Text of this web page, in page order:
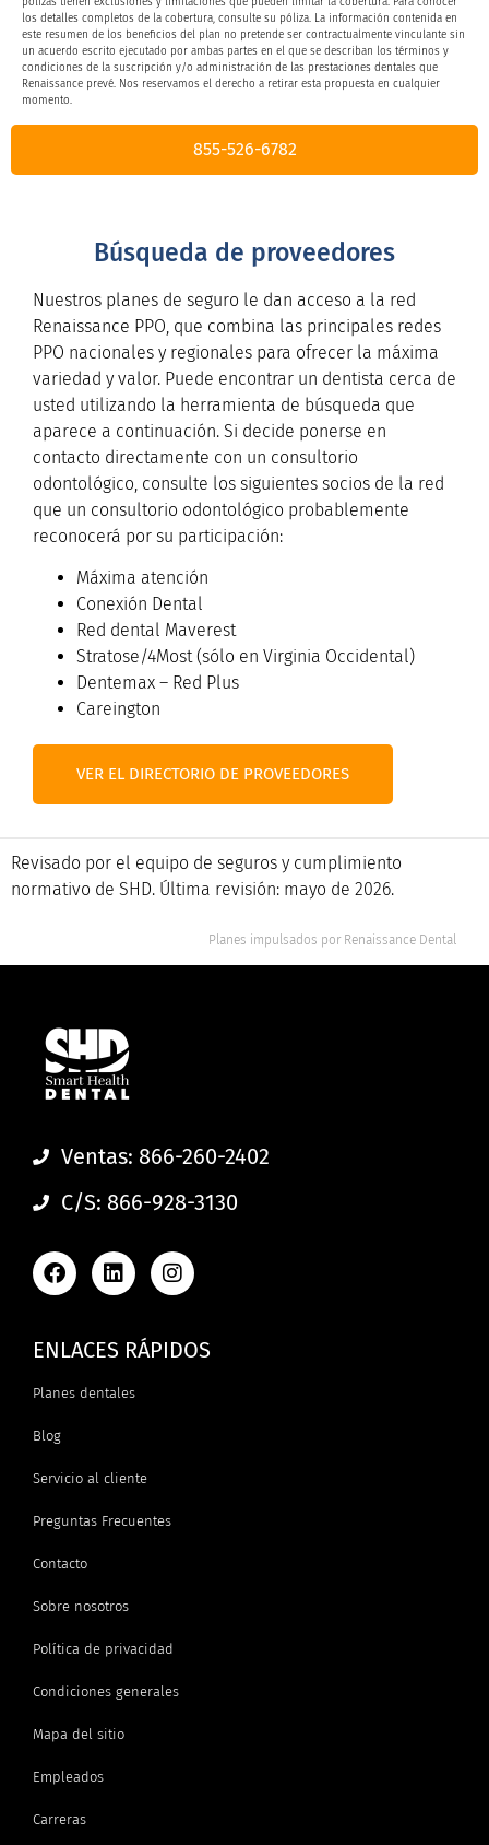
los detalles completos de la cobertura, consulte su póliza. La información contenida en
este resumen de los beneficios del plan no pretende ser contractualmente vinculante sin
un acuerdo escrito ejecutado por ambas partes en el que se describan los términos y
condiciones de la suscripción y/o administración de las prestaciones dentales que
Renaissance prevé. Nos reservamos el derecho a retirar esta propuesta en cualquier
momento.
855-526-6782
Búsqueda de proveedores
Nuestros planes de seguro le dan acceso a la red
Renaissance PPO, que combina las principales redes
PPO nacionales y regionales para ofrecer la máxima
variedad y valor. Puede encontrar un dentista cerca de
usted utilizando la herramienta de búsqueda que
aparece a continuación. Si decide ponerse en
contacto directamente con un consultorio
odontológico, consulte los siguientes socios de la red
que un consultorio odontológico probablemente
reconocerá por su participación:
Máxima atención
Conexión Dental
Red dental Maverest
Stratose/4Most (sólo en Virginia Occidental)
Dentemax – Red Plus
Careington
VER EL DIRECTORIO DE PROVEEDORES
Revisado por el equipo de seguros y cumplimiento
normativo de SHD. Última revisión: mayo de 2026.
Planes impulsados por Renaissance Dental
Ventas: 866-260-2402
C/S: 866-928-3130
ENLACES RÁPIDOS
Planes dentales
Blog
Servicio al cliente
Preguntas Frecuentes
Contacto
Sobre nosotros
Política de privacidad
Condiciones generales
Mapa del sitio
Empleados
Carreras